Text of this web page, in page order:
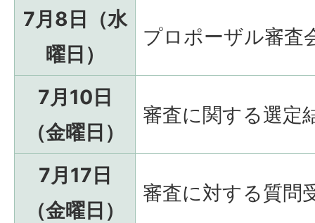
7月8日（水
曜日）
プロポーザル審査
7月10日
（金曜日）
審査に関する選定
7月17日
（金曜日）
審査に対する質問